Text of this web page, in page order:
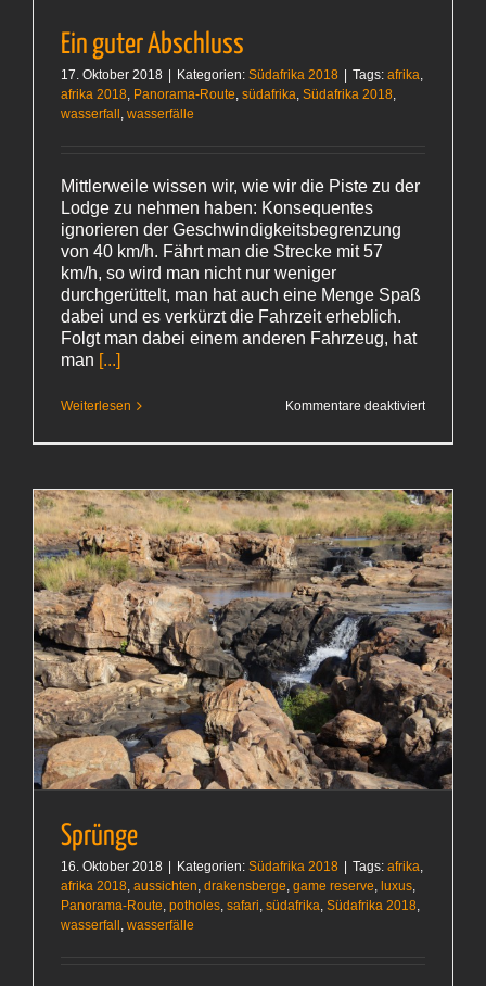
Ein guter Abschluss
17. Oktober 2018 Kategorien: Südafrika 2018 Tags: afrika,
afrika 2018, Panorama-Route, südafrika, Südafrika 2018,
wasserfall , wasserfälle
Mittlerweile wissen wir, wie wir die Piste zu der
Lodge zu nehmen haben: Konsequentes
ignorieren der Geschwindigkeitsbegrenzung
von 40 km/h. Fährt man die Strecke mit 57
km/h, so wird man nicht nur weniger
durchgerüttelt, man hat auch eine Menge Spaß
dabei und es verkürzt die Fahrzeit erheblich.
Folgt man dabei einem anderen Fahrzeug, hat
man [...]
Weiterlesen Kommentare deaktiviertfür
Sprünge
16. Oktober 2018 Kategorien: Südafrika 2018 Tags: afrika,
afrika 2018, aussichten, drakensberge, game reserve, luxus,
Panorama-Route, potholes, safari, südafrika, Südafrika 2018,
wasserfall , wasserfälle